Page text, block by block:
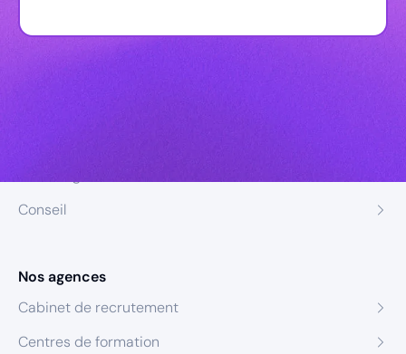
Conseil
Nos agences
Cabinet de recrutement
Centres de formation